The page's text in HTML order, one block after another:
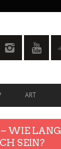
ART
WIE LANG
SEIN?